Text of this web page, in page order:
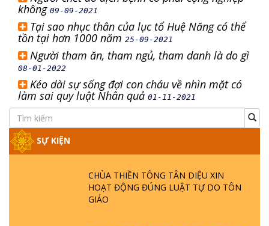
không 09-09-2021
Tại sao nhục thân của lục tổ Huệ Năng có thể
tồn tại hơn 1000 năm 25-09-2021
Người tham ăn, tham ngủ, tham danh là do gì
08-01-2022
Kéo dài sự sống đợi con cháu về nhìn mặt có
làm sai quy luật Nhân quả 01-11-2021
SỰ KIỆN
CHÙA THIỀN TÔNG TÂN DIỆU XIN
HOẠT ĐỘNG ĐÚNG LUẬT TỰ DO TÔN
GIÁO